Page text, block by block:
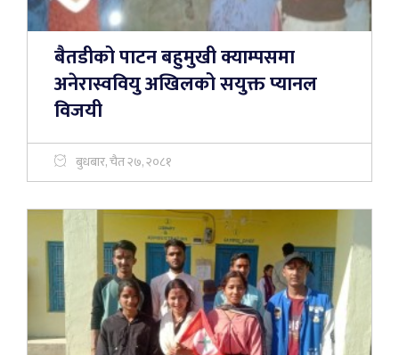
बैतडीको पाटन बहुमुखी क्याम्पसमा
अनेरास्ववियु अखिलको सयुक्त प्यानल
विजयी
बुधबार, चैत २७, २०८१